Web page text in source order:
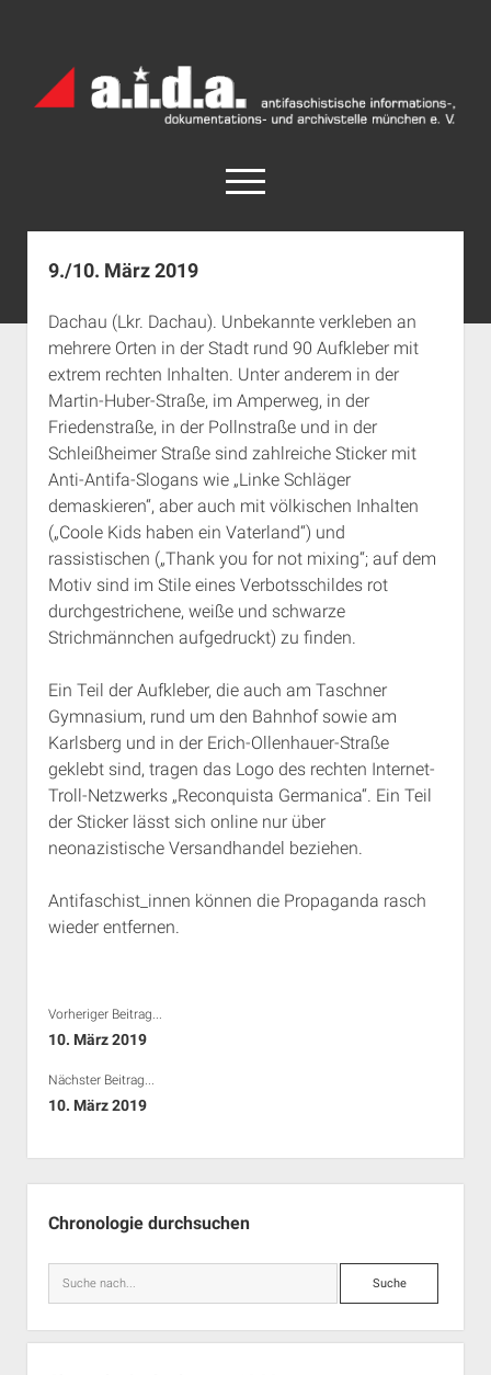
Archiv
München
open
menu
facebook
rss info@aida-archiv.de
Aktuelles
Termine
open
dropdown
menu
Antifaschistische Termine im Süden
Antifaschistische Termine in München
Rechte Termine im Süden
Rechte Termine München
Chronologie
Das Archiv
open
dropdown
menu
a.i.d.a. e. V. unterstützen
Über a.i.d.a.
RSS-Feeds, Twitter & Facebook
Bibliothek
Kontakt & PGP-Key
Impressum
9./10. März 2019
Dachau (Lkr. Dachau). Unbekannte verkleben an
mehrere Orten in der Stadt rund 90 Aufkleber mit
extrem rechten Inhalten. Unter anderem in der
Martin-Huber-Straße, im Amperweg, in der
Friedenstraße, in der Pollnstraße und in der
Schleißheimer Straße sind zahlreiche Sticker mit
Anti-Antifa-Slogans wie „Linke Schläger
demaskieren“, aber auch mit völkischen Inhalten
(„Coole Kids haben ein Vaterland“) und
rassistischen („Thank you for not mixing“; auf dem
Motiv sind im Stile eines Verbotsschildes rot
durchgestrichene, weiße und schwarze
Strichmännchen aufgedruckt) zu finden.
Ein Teil der Aufkleber, die auch am Taschner
Gymnasium, rund um den Bahnhof sowie am
Karlsberg und in der Erich-Ollenhauer-Straße
geklebt sind, tragen das Logo des rechten Internet-
Troll-Netzwerks „Reconquista Germanica“. Ein Teil
der Sticker lässt sich online nur über
neonazistische Versandhandel beziehen.
Antifaschist_innen können die Propaganda rasch
wieder entfernen.
Vorheriger Beitrag...
10. März 2019
Nächster Beitrag...
10. März 2019
Chronologie durchsuchen
Suche